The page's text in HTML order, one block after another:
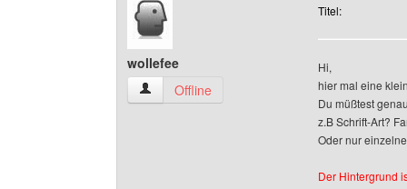
wollefee
wollefee Benutzer-Profile anzeigen
Offline
Titel:
Hi,
hier mal eine
Du müßtest
z.B Schrift-Art?
Oder nur
Der Hintergrund